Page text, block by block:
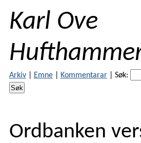
Karl Ove
Arkiv| Emne| Kommentarar| Søk:
Ordbanken